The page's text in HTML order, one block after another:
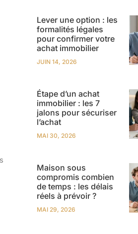
Lever une option : les
formalités légales
pour confirmer votre
achat immobilier
JUIN 14, 2026
Étape d’un achat
immobilier : les 7
jalons pour sécuriser
l’achat
MAI 30, 2026
Maison sous
compromis combien
de temps : les délais
réels à prévoir ?
MAI 29, 2026